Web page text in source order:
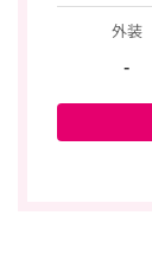
外装
-